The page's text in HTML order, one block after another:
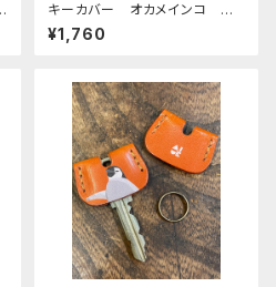
キーカバー オカメインコ ア
ルビノ Green グリーン ぽ
わんシリーズ おかめいんこ
¥1,760